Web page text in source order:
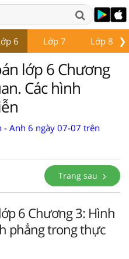
❯
6 Lớp 7 Lớp 8
lớp 6 Chương
Các hình
- Anh 6 ngày 07-07 trên
Trang sau
6 Chương 3: Hình
phẳng trong thực